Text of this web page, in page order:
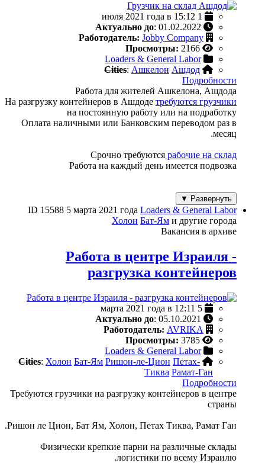
Актуально до: 01.02.2022
Работодатель: Jobby Company
Просмотры: 2166
Loaders & General Labor
Cities: Ашкелон Ашдод
Подробности
Работа для жителей Ашкелона, Ашдода
На разгрузку контейнеров в Ашдоде требуются грузчики
на постоянную работу или на подработку
Оплата наличными или Банковским переводом раз в
месяц.
Срочно требуются рабочие на склад
Работа на каждый день имеется подвозка
Развернуть ▼
ID 15588 5 марта 2021 года Loaders & General Labor
Холон Бат-Ям и другие города
Вакансия в архиве
Работа в центре Израиля -
разгрузка контейнеров
Актуально до: 05.10.2021
Работодатель: AVRIKA
Просмотры: 3785
Loaders & General Labor
Cities: Холон Бат-Ям Ришон-ле-Цион Петах-
Тиква Рамат-Ган
Подробности
Требуются грузчики на разгрузку контейнеров в центре
страны
Ришон ле Цион, Бат Ям, Холон, Петах Тиква, Рамат Ган.
Физически крепкие парни на различные склады
логистики по всему Израилю.